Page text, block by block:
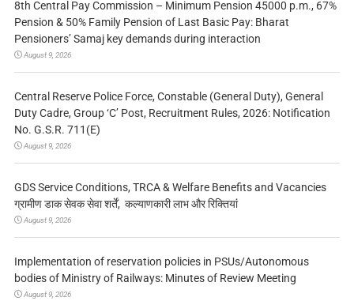
8th Central Pay Commission – Minimum Pension 45000 p.m., 67%
Pension & 50% Family Pension of Last Basic Pay: Bharat
Pensioners’ Samaj key demands during interaction
August 9, 2026
Central Reserve Police Force, Constable (General Duty), General
Duty Cadre, Group ‘C’ Post, Recruitment Rules, 2026: Notification
No. G.S.R. 711(E)
August 9, 2026
GDS Service Conditions, TRCA & Welfare Benefits and Vacancies
ग्रामीण डाक सेवक सेवा शर्तें, कल्याणकारी लाभ और रिक्तियां
August 9, 2026
Implementation of reservation policies in PSUs/Autonomous
bodies of Ministry of Railways: Minutes of Review Meeting
August 9, 2026